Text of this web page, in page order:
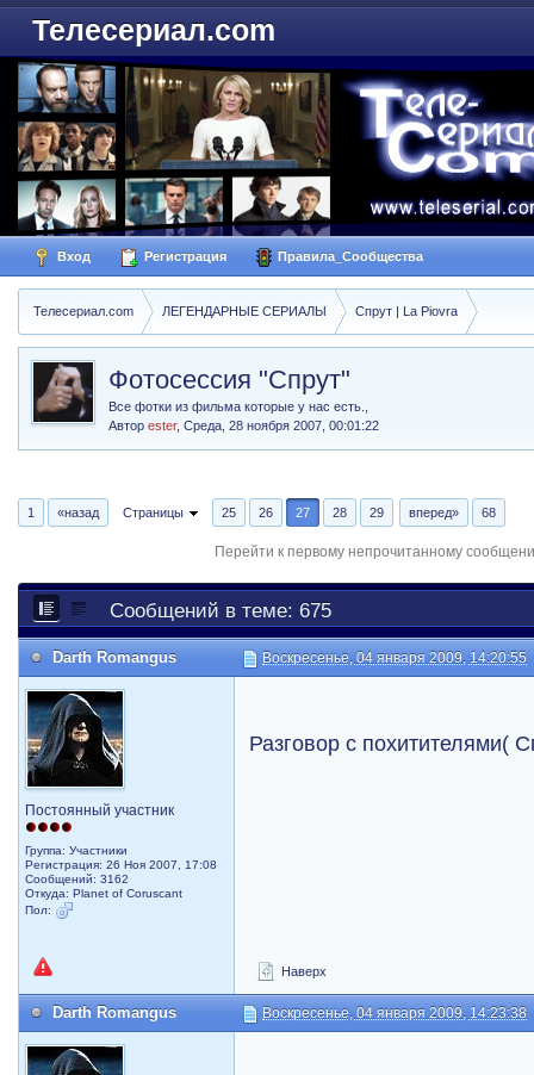
Телесериал.com
Вход Регистрация Правила_Сообщества
Телесериал.com ЛЕГЕНДАРНЫЕ СЕРИАЛЫ Спрут | La Piovra
Фотосессия "Спрут"
Все фотки из фильма которые у нас есть.,
Авторester,Среда, 28 ноября 2007, 00:01:22
1 «назад Страницы 25 26 27 28 29 вперед» 68
Перейти к первому непрочитанному
Сообщений в теме: 675
Darth Romangus Воскресенье, 04 января 2009, 14:20:55
Постоянный участник
Группа: Участники
Регистрация: 26 Ноя 2007, 17:08
Сообщений: 3162
Откуда: Planet of Coruscant
Пол:
Разговор с похитителями(
Наверх
Darth Romangus Воскресенье, 04 января 2009, 14:23:38